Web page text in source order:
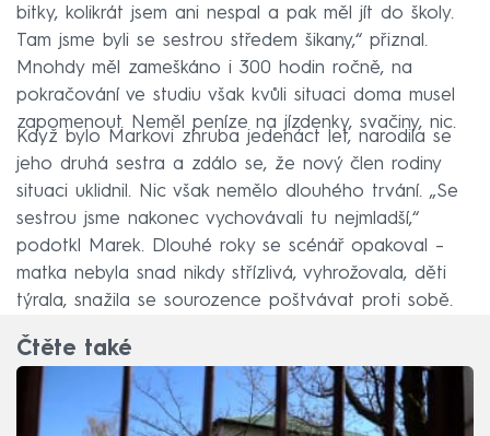
bitky, kolikrát jsem ani nespal a pak měl jít do školy.
Tam jsme byli se sestrou středem šikany,“ přiznal.
Mnohdy měl zameškáno i 300 hodin ročně, na
pokračování ve studiu však kvůli situaci doma musel
zapomenout. Neměl peníze na jízdenky, svačiny, nic.
Když bylo Markovi zhruba jedenáct let, narodila se
jeho druhá sestra a zdálo se, že nový člen rodiny
situaci uklidnil. Nic však nemělo dlouhého trvání. „Se
sestrou jsme nakonec vychovávali tu nejmladší,“
podotkl Marek. Dlouhé roky se scénář opakoval –
matka nebyla snad nikdy střízlivá, vyhrožovala, děti
týrala, snažila se sourozence poštvávat proti sobě.
Čtěte také